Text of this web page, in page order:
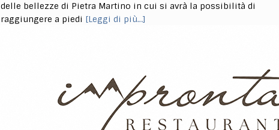
delle bellezze di Pietra Martino in cui si avrà la possibilità di
raggiungere a piedi [Leggi di più…]
A Rita Fossaceca l’intitolazione del
poliambulatorio di Trivento
«Abbiamo deciso di dedicare a Rita Fossaceca il Poliambulatorio